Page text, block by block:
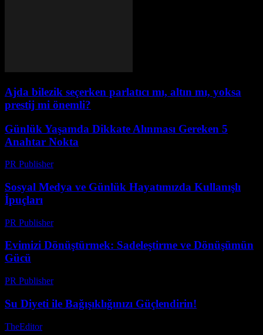
Ajda bilezik seçerken parlatıcı mı, altın mı, yoksa
prestij mi önemli?
Günlük Yaşamda Dikkate Alınması Gereken 5
Anahtar Nokta
PR Publisher-
Sosyal Medya ve Günlük Hayatımızda Kullanışlı
İpuçları
PR Publisher-
Evimizi Dönüştürmek: Sadeleştirme ve Dönüşümün
Gücü
PR Publisher-
Su Diyeti ile Bağışıklığınızı Güçlendirin!
TheEditor-